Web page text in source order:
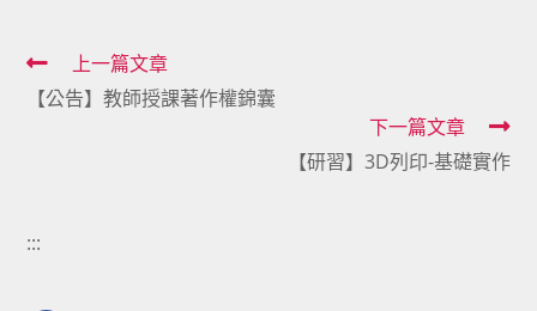
Read
more
上一篇文章
【公告】教師授課著作權錦囊
下一篇文章
【研習】3D列印-基礎實作
:::